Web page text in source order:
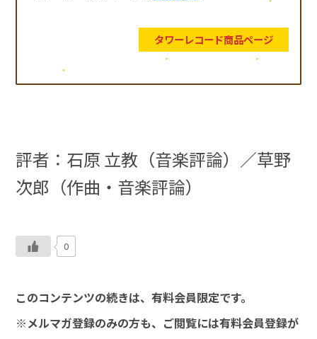
タワーレコード商品ページ
評者：石原 立教（音楽評論）／草野
次郎（作曲・音楽評論）
0
このコンテンツの続きは、有料会員限定です。
※メルマガ登録のみの方も、ご閲覧には有料会員登録が